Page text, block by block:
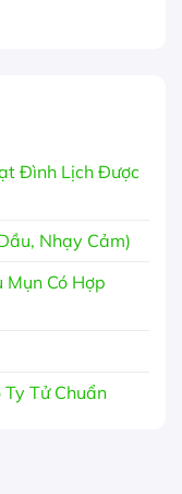
Đình Lịch Được
Nhạy Cảm)
Có Hợp
Tử Chuẩn